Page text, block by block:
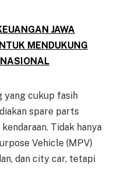
JAWA
MENDUKUNG
yang cukup fasih
spare parts
Tidak hanya
Vehicle (MPV)
dan city car, tetapi